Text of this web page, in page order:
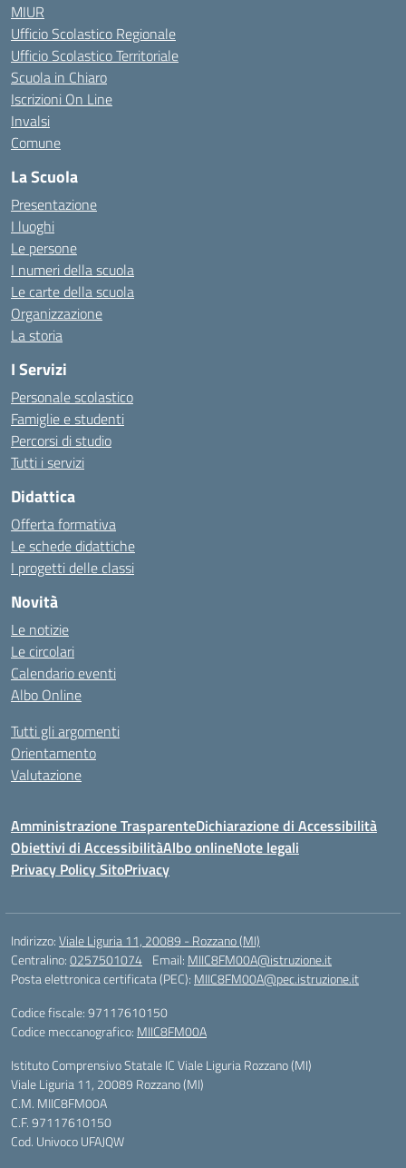
MIUR
Ufficio Scolastico Regionale
Ufficio Scolastico Territoriale
Scuola in Chiaro
Iscrizioni On Line
Invalsi
Comune
La Scuola
Presentazione
I luoghi
Le persone
I numeri della scuola
Le carte della scuola
Organizzazione
La storia
I Servizi
Personale scolastico
Famiglie e studenti
Percorsi di studio
Tutti i servizi
Didattica
Offerta formativa
Le schede didattiche
I progetti delle classi
Novità
Le notizie
Le circolari
Calendario eventi
Albo Online
Tutti gli argomenti
Orientamento
Valutazione
Amministrazione TrasparenteDichiarazione di Accessibilità
Obiettivi di AccessibilitàAlbo onlineNote legali
Privacy Policy SitoPrivacy
Indirizzo:Viale Liguria 11, 20089 - Rozzano (MI)
Centralino:0257501074 Email: MIIC8FM00A@istruzione.it
Posta elettronica certificata (PEC): MIIC8FM00A@pec.istruzione.it
Codice fiscale: 97117610150
Codice meccanografico: MIIC8FM00A
Istituto Comprensivo Statale IC Viale Liguria Rozzano (MI)
Viale Liguria 11, 20089 Rozzano (MI)
C.M. MIIC8FM00A
C.F. 97117610150
Cod. Univoco UFAJQW